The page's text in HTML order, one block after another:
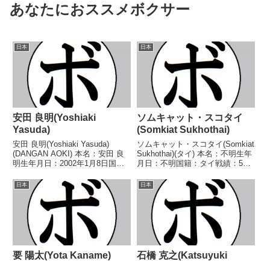
あなたにおススメボクサー
日本
安田 良明(Yoshiaki
Yasuda)
安田 良明(Yoshiaki Yasuda)
(DANGAN AOKI) 本名：安田 良
明生年月日：2002年1月8日国
イトル】なし 【戦歴】
2022/10/03 ●2RTKO 清水 ト
ーイ(マナベ) 【補足情...
日本
ソムキャット・スコタイ
(Somkiat Sukhothai)
ソムキャット・スコタイ(Somkiat
Sukhothai)(タイ) 本名：不明生年
月日：不明国籍：タイ戦績：5戦
イ国バンタム級王座 【戦歴】
1977/08/01 ○4RKO キングペ
ッチ・ワッチラサク...
日本
要 陽太(Yota Kaname)
日本
石橋 克之(Katsuyuki